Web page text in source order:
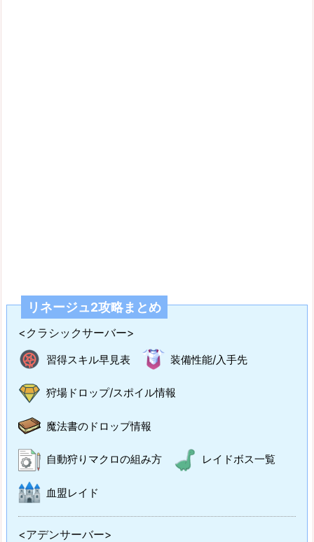
リネージュ2攻略まとめ
<クラシックサーバー>
習得スキル早見表 装備性能/入手先
狩場ドロップ/スポイル情報
魔法書のドロップ情報
自動狩りマクロの組み方 レイドボス一覧
血盟レイド
<アデンサーバー>